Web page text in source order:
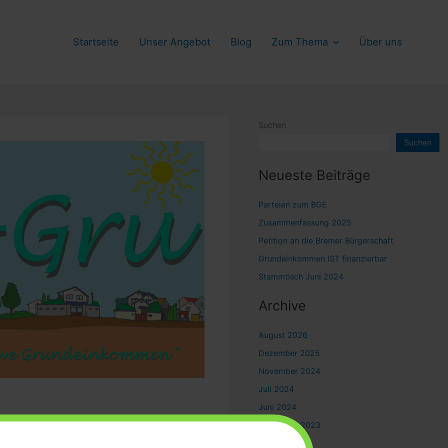
Startseite Unser Angebot Blog Zum Thema Über uns
2022
Suchen
Suchen
Neueste Beiträge
Parteien zum BGE
Zusammenfassung 2025
Petition an die Bremer Bürgerschaft
Grundeinkommen IST finanzierbar
Stammtisch Juni 2024
Archive
August 2026
Dezember 2025
November 2024
Juli 2024
Juni 2024
November 2023
August 2023